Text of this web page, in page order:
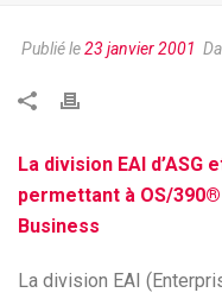
Publié le23 janvier 2001
La division EAI
permettant à OS/390®
Business
La division EAI